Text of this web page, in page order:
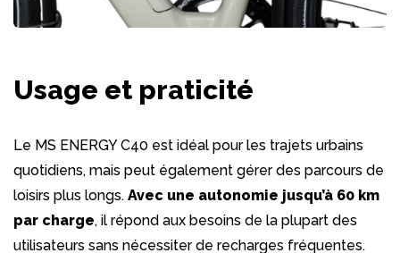
Usage et praticité
Le MS ENERGY C40 est idéal pour les trajets urbains
quotidiens, mais peut également gérer des parcours de
loisirs plus longs. Avec une autonomie jusqu’à 60 km
par charge, il répond aux besoins de la plupart des
utilisateurs sans nécessiter de recharges fréquentes.